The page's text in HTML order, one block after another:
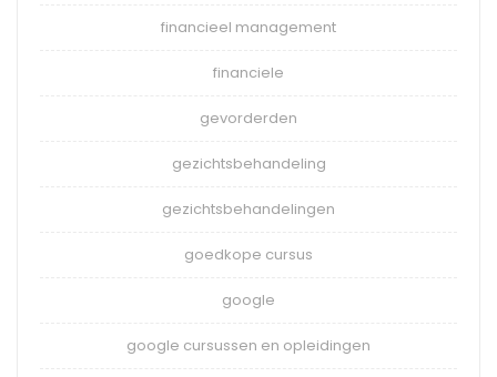
financieel management
financiele
gevorderden
gezichtsbehandeling
gezichtsbehandelingen
goedkope cursus
google
google cursussen en opleidingen